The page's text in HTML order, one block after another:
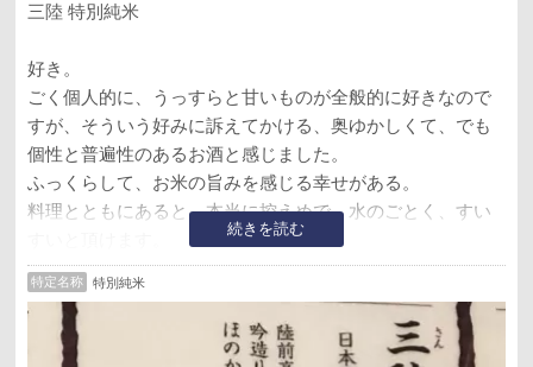
続きを読む
三陸 特別純米
好き。
ごく個人的に、うっすらと甘いものが全般的に好きなので
すが、そういう好みに訴えてかける、奥ゆかしくて、でも
個性と普遍性のあるお酒と感じました。
ふっくらして、お米の旨みを感じる幸せがある。
料理とともにあると、本当に控えめで、水のごとく、すい
坂口謹一郎『日本の酒』（岩波文庫）に曰く、よい日本酒
とは水のごとく、喉に引っかからず、自然に飲める酒な
り、と（要旨）。
特定名称 特別純米